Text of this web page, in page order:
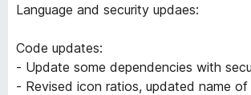
Language and security updaes:
Code updates:
- Update some dependencies with
- Revised icon ratios, updated name